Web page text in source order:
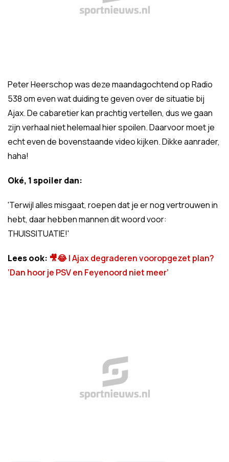
Peter Heerschop was deze maandagochtend op Radio
538 om even wat duiding te geven over de situatie bij
Ajax. De cabaretier kan prachtig vertellen, dus we gaan
zijn verhaal niet helemaal hier spoilen. Daarvoor moet je
echt even de bovenstaande video kijken. Dikke aanrader,
haha!
Oké, 1 spoiler dan:
'Terwijl alles misgaat, roepen dat je er nog vertrouwen in
hebt, daar hebben mannen dit woord voor:
THUISSITUATIE!'
Lees ook: 🎥​😂​ | Ajax degraderen vooropgezet plan?
‘Dan hoor je PSV en Feyenoord niet meer’